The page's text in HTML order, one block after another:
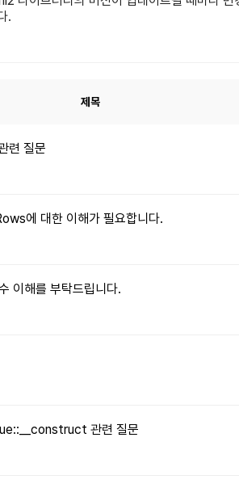
.
제목
련 질문
에 대한 이해가 필요합니다.
이해를 부탁드립니다.
관련 질문